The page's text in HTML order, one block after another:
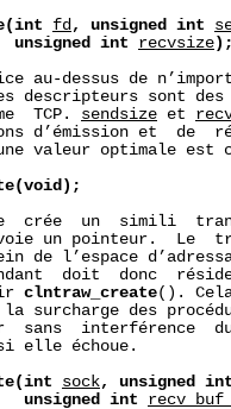
fd , unsigned int
unsigned
int recvsize
au-dessus de
descripteurs sont
TCP.
sendsize et
d’émission et  de
valeur optimale est
crée  un  simili
un pointeur.  Le
de l’espace
doit  donc
clntraw_create(). Cela
surcharge des
sans  interférence
elle échoue.
sock, unsigned
unsigned
int